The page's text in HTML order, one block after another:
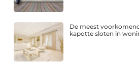
De meest
kapotte sloten in